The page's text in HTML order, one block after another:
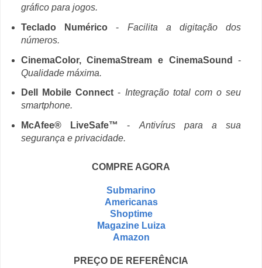
gráfico para jogos.
Teclado Numérico- Facilita a digitação dos
números.
CinemaColor, CinemaStream e CinemaSound
-
Qualidade máxima.
Dell Mobile Connect - Integração total com o seu
smartphone.
McAfee® LiveSafe™
- Antivírus para a sua
segurança e privacidade.
COMPRE AGORA
Submarino
Americanas
Shoptime
Magazine Luiza
Amazon
PREÇO DE REFERÊNCIA